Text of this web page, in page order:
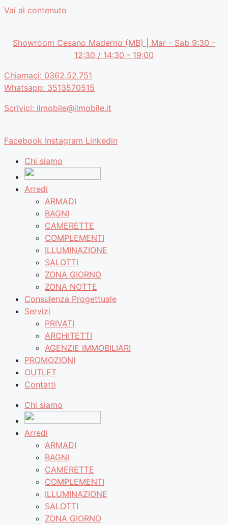
Vai al contenuto
Showroom Cesano Maderno (MB) | Mar - Sab 9:30 -
12:30 / 14:30 - 19:00
Chiamaci: 0362.52.751
Whatsapp: 3513570515
Scrivici: ilmobile@ilmobile.it
Facebook Instagram Linkedin
Chi siamo
Arredi
ARMADI
BAGNI
CAMERETTE
COMPLEMENTI
ILLUMINAZIONE
SALOTTI
ZONA GIORNO
ZONA NOTTE
Consulenza Progettuale
Servizi
PRIVATI
ARCHITETTI
AGENZIE IMMOBILIARI
PROMOZIONI
OUTLET
Contatti
Chi siamo
Arredi
ARMADI
BAGNI
CAMERETTE
COMPLEMENTI
ILLUMINAZIONE
SALOTTI
ZONA GIORNO